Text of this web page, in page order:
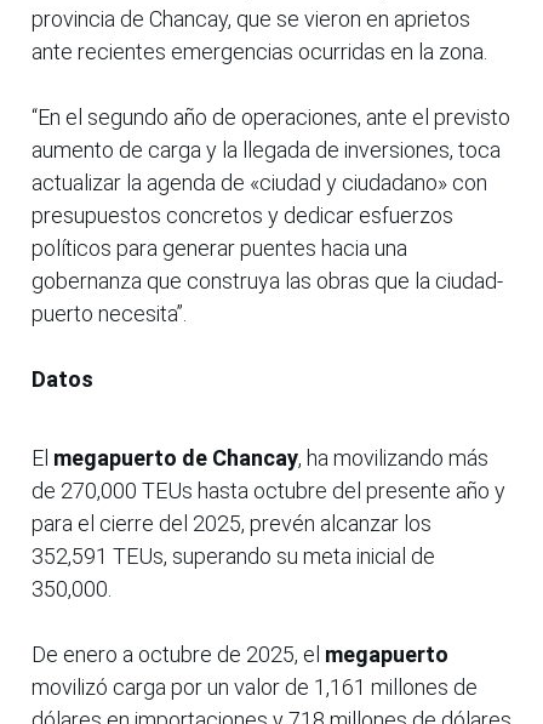
provincia de Chancay, que se vieron en aprietos
ante recientes emergencias ocurridas en la zona.
“En el segundo año de operaciones, ante el previsto
aumento de carga y la llegada de inversiones, toca
actualizar la agenda de «ciudad y ciudadano» con
presupuestos concretos y dedicar esfuerzos
políticos para generar puentes hacia una
gobernanza que construya las obras que la ciudad-
puerto necesita”.
Datos
El megapuerto de Chancay, ha movilizando más
de 270,000 TEUs hasta octubre del presente año y
para el cierre del 2025, prevén alcanzar los
352,591 TEUs, superando su meta inicial de
350,000.
De enero a octubre de 2025, el megapuerto
movilizó carga por un valor de 1,161 millones de